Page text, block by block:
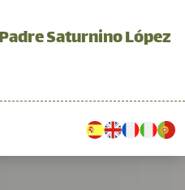
Saturnino López